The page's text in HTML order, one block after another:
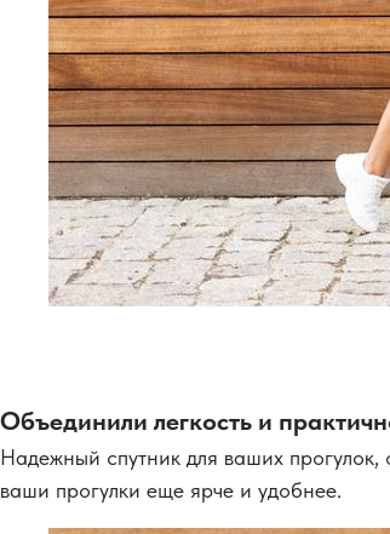
Объединили легкость и
Надежный спутник для ваших прогулок,
ваши прогулки еще ярче и удобнее.